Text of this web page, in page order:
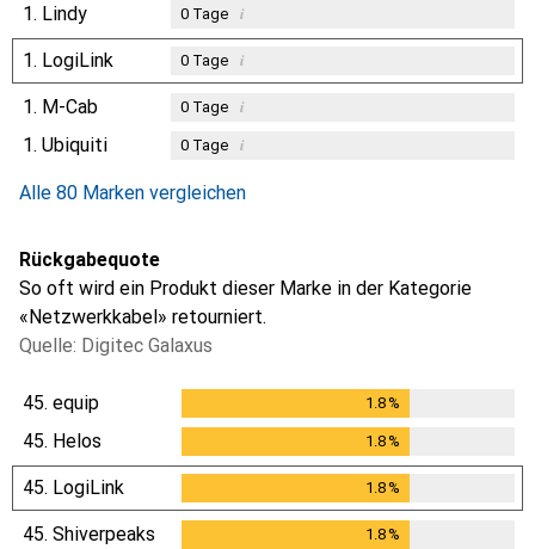
1. Lindy 0Tage i
1. LogiLink 0Tage i
1. M-Cab 0Tage i
1. Ubiquiti 0Tage i
Alle 80 Marken vergleichen
Rückgabequote
So oft wird ein Produkt dieser Marke in der Kategorie
«Netzwerkkabel» retourniert.
Quelle: Digitec Galaxus
45. equip 1.8%
45. Helos 1.8%
45. LogiLink 1.8%
45. Shiverpeaks 1.8%